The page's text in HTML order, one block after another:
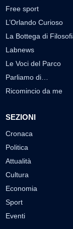
Free sport
L’Orlando Curioso
La Bottega di
Labnews
Le Voci del Parco
Parliamo di…
Ricomincio da me
SEZIONI
Cronaca
Politica
Attualità
Cultura
Economia
Sport
Eventi